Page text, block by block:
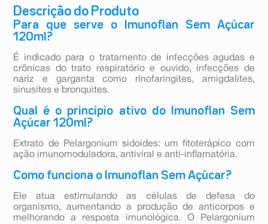
Descrição do Produto
Para que serve o Imunoflan Sem Açúcar
120ml?
É indicado para o tratamento de infecções agudas e
crônicas do trato respiratório e ouvido, infecções de
nariz e garganta como rinofaringites, amigdalites,
sinusites e bronquites.
Qual é o princípio ativo do Imunoflan Sem
Açúcar 120ml?
Extrato de Pelargonium sidoides: um fitoterápico com
ação imunomoduladora, antiviral e anti-inflamatória.
Como funciona o Imunoflan Sem Açúcar?
Ele atua estimulando as células de defesa do
organismo, aumentando a produção de anticorpos e
melhorando a resposta imunológica. O Pelargonium